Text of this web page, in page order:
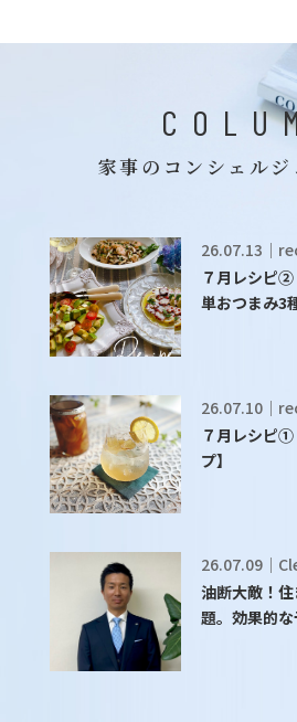
家事のコンシェル
26.07.13｜
７月レシピ
単おつまみ3
26.07.10｜
７月レシピ①
プ】
26.07.09｜
油断大敵！
題。効果的